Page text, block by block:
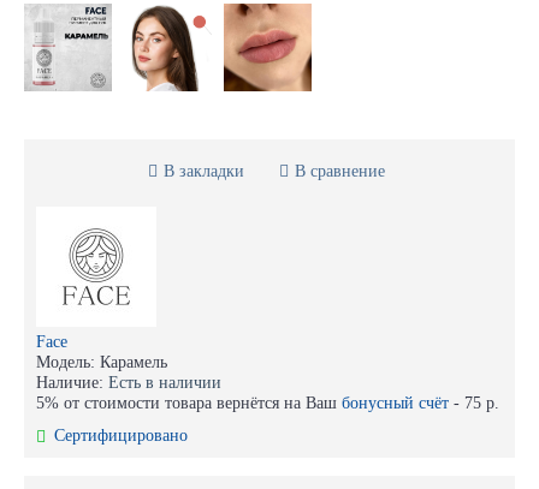
В закладки В сравнение
Face
Модель: Карамель
Наличие: Есть в наличии
5% от стоимости товара вернётся на Ваш бонусный счёт - 75 р.
Сертифицировано